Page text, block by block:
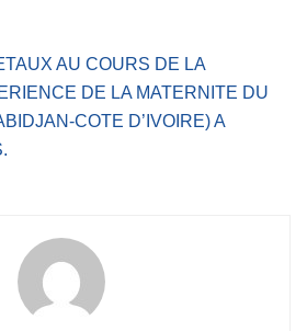
AU COURS DE LA
DE LA MATERNITE DU
COTE D’IVOIRE) A